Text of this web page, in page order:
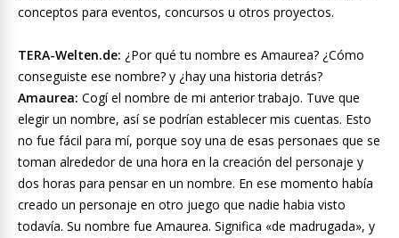
conceptos para eventos, concursos u otros proyectos.
TERA-Welten.de: ¿Por qué tu nombre es Amaurea? ¿Cómo
conseguiste ese nombre? y ¿hay una historia detrás?
Amaurea: Cogí el nombre de mi anterior trabajo. Tuve que
elegir un nombre, así se podrían establecer mis cuentas. Esto
no fue fácil para mí, porque soy una de esas personaes que se
toman alrededor de una hora en la creación del personaje y
dos horas para pensar en un nombre. En ese momento había
creado un personaje en otro juego que nadie habia visto
todavía. Su nombre fue Amaurea. Significa «de madrugada», y